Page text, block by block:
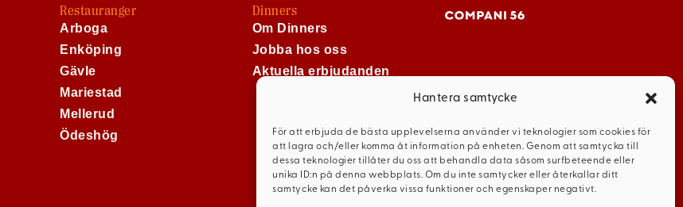
Hantera samtycke
För att erbjuda de bästa upplevelserna använder vi teknologier som cookies för
att lagra och/eller komma åt information på enheten. Genom att samtycka till
dessa teknologier tillåter du oss att behandla data såsom surfbeteende eller
unika ID:n på denna webbplats. Om du inte samtycker eller återkallar ditt
samtycke kan det påverka vissa funktioner och egenskaper negativt.
Restauranger
Arboga
Enköping
Gävle
Mariestad
Mellerud
Ödeshög
Dinners
Om Dinners
Jobba hos oss
Aktuella erbjudanden